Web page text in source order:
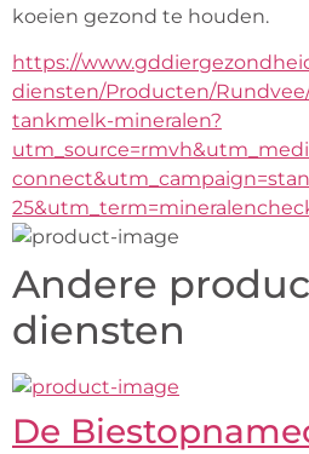
koeien gezond te houden.
https://
diensten/Producten/
tankmelk-mineralen?
Andere
diensten
De